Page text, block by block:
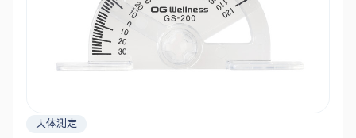
人体測定